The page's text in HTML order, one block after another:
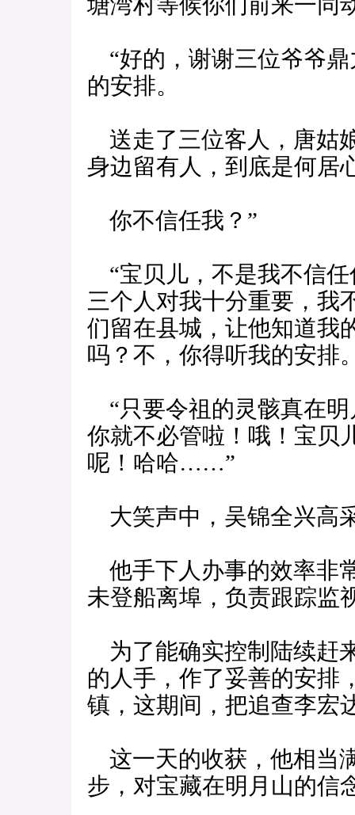
“好的，谢谢三位爷爷鼎
的安排。
送走了三位客人，唐姑
身边留有人，到底是何居
你不信任我？”
“宝贝儿，不是我不信任
三个人对我十分重要，我
们留在县城，让他知道我
吗？不，你得听我的安排
“只要令祖的灵骸真在
你就不必管啦！哦！宝贝
呢！哈哈……”
大笑声中，吴锦全兴高
他手下人办事的效率非
未登船离埠，负责跟踪监
为了能确实控制陆续赶
的人手，作了妥善的安排
镇，这期间，把追查李宏
这一天的收获，他相当
步，对宝藏在明月山的信